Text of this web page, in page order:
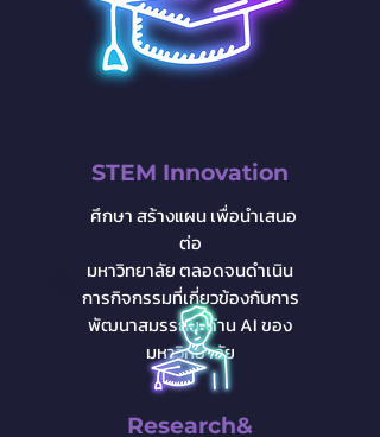
STEM Innovation
ศึกษา สร้างแผนเพื่อนำเสนอ
ต่อ
มหาวิทยาลัย ตลอดจนดำเนิน
การกิจกรรมที่เกี่ยวข้องกับการ
พัฒนาสมรรถนะด้าน AI ของ
มหาวิทยาลัย
Research&